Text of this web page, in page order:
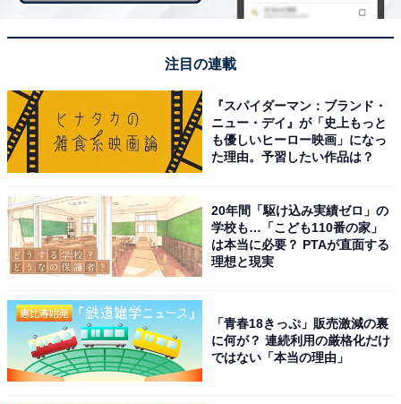
「AirDrop」のアイコン→「連絡先のみ」「すべての人」のどちらかを選択
「連絡先のみ」に設定した場合は、送信側・受信側のデ
バイスそれぞれで、互いの連絡先が登録されている必要
ス」または「電話番号」を登録するようにしましょう。
注目の連載
『スパイダーマン：ブランド・
ニュー・デイ』が「史上もっと
も優しいヒーロー映画」になっ
た理由。予習したい作品は？
20年間「駆け込み実績ゼロ」の
学校も…「こども110番の家」
は本当に必要？ PTAが直面する
理想と現実
「青春18きっぷ」販売激減の裏
に何が？ 連続利用の厳格化だけ
ではない「本当の理由」